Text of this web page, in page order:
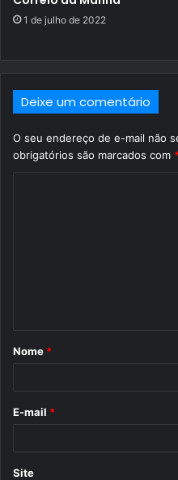
1 de julho de 2022
Deixe um comentário
O seu endereço de e-mail não
obrigatórios são marcados com *
r
Nome *
E-mail *
Site